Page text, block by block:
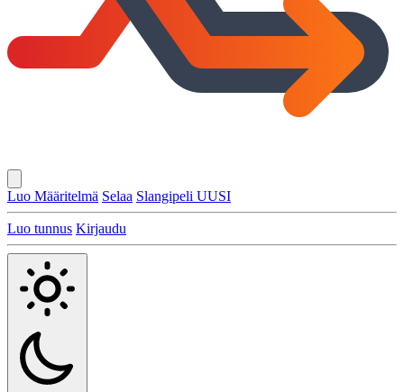
Luo Määritelmä Selaa Slangipeli UUSI
Luo tunnus Kirjaudu